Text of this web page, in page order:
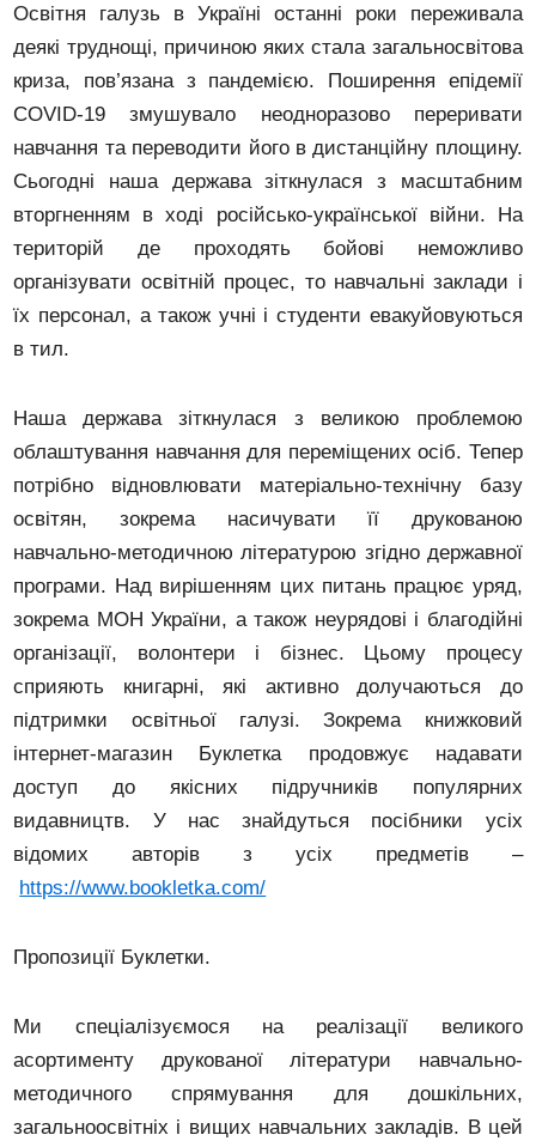
Освітня галузь в Україні останні роки переживала
деякі труднощі, причиною яких стала загальносвітова
криза, пов’язана з пандемією. Поширення епідемії
COVID-19 змушувало неодноразово переривати
навчання та переводити його в дистанційну площину.
Сьогодні наша держава зіткнулася з масштабним
вторгненням в ході російсько-української війни. На
територій де проходять бойові неможливо
організувати освітній процес, то навчальні заклади і
їх персонал, а також учні і студенти евакуйовуються
в тил.
Наша держава зіткнулася з великою проблемою
облаштування навчання для переміщених осіб. Тепер
потрібно відновлювати матеріально-технічну базу
освітян, зокрема насичувати її друкованою
навчально-методичною літературою згідно державної
програми. Над вирішенням цих питань працює уряд,
зокрема МОН України, а також неурядові і благодійні
організації, волонтери і бізнес. Цьому процесу
сприяють книгарні, які активно долучаються до
підтримки освітньої галузі. Зокрема книжковий
інтернет-магазин Буклетка продовжує надавати
доступ до якісних підручників популярних
видавництв. У нас знайдуться посібники усіх
відомих авторів з усіх предметів –
https://www.bookletka.com/
Пропозиції Буклетки.
Ми спеціалізуємося на реалізації великого
асортименту друкованої літератури навчально-
методичного спрямування для дошкільних,
загальноосвітніх і вищих навчальних закладів. В цей